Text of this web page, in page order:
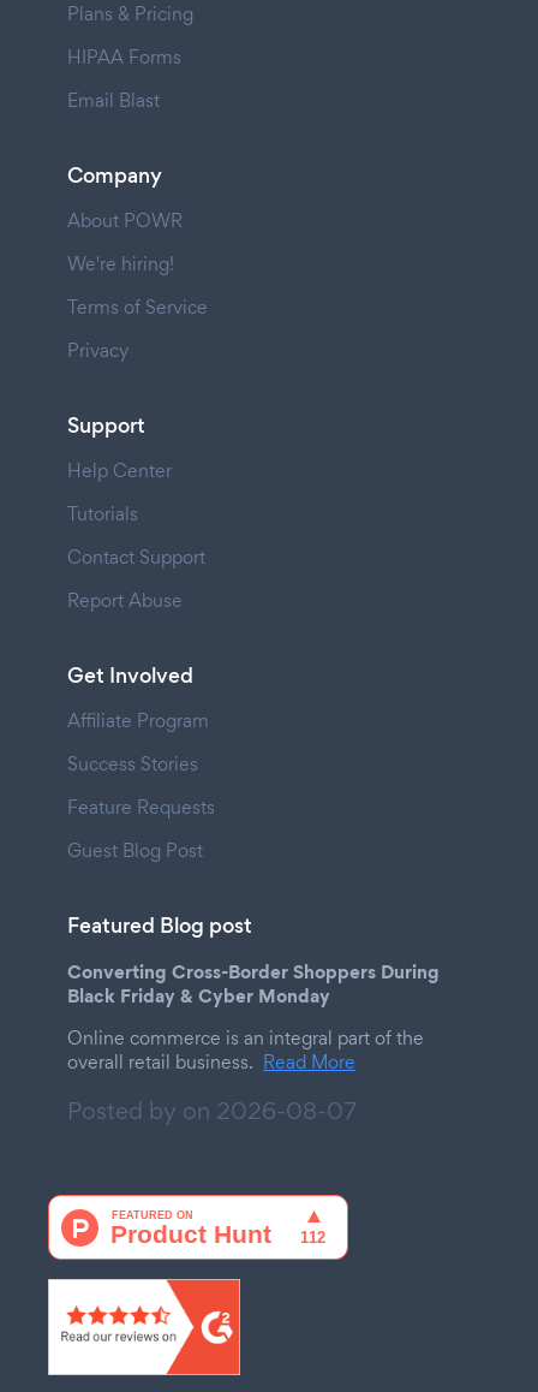
Plans & Pricing
HIPAA Forms
Email Blast
Company
About POWR
We're hiring!
Terms of Service
Privacy
Support
Help Center
Tutorials
Contact Support
Report Abuse
Get Involved
Affiliate Program
Success Stories
Feature Requests
Guest Blog Post
Featured Blog post
Converting Cross-Border Shoppers During
Black Friday & Cyber Monday
Online commerce is an integral part of the
overall retail business. Read More
Posted by on 2026-08-07